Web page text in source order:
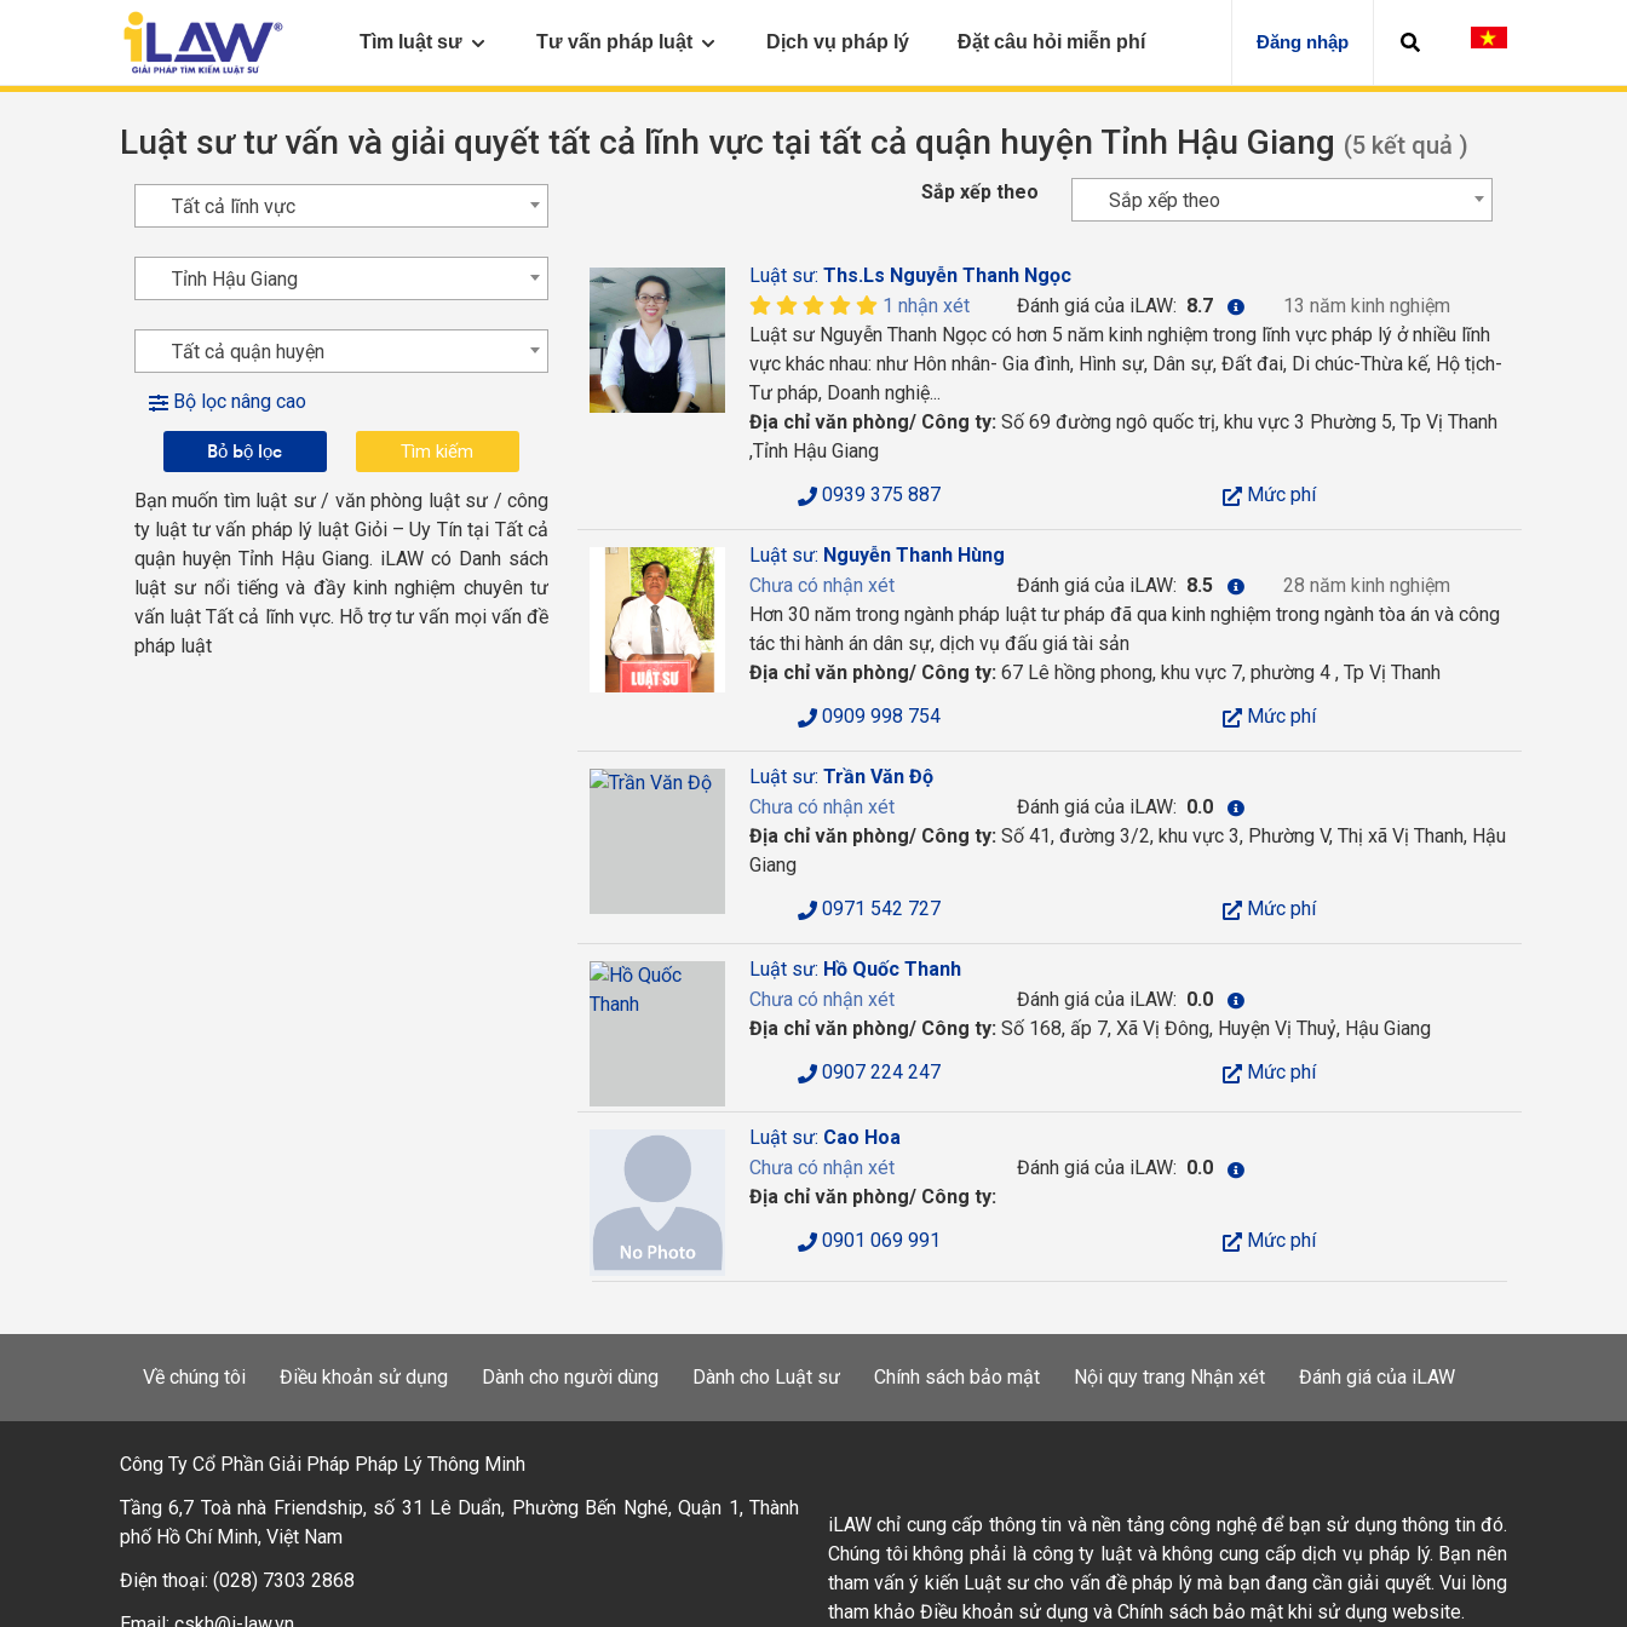
Tìm luật sư Tư vấn pháp luật Dịch vụ pháp lý Đặt câu hỏi miễn phí Đăng nhập
Luật sư tư vấn và giải quyết tất cả lĩnh vực tại tất cả quận huyện Tỉnh Hậu Giang (5 kết quả )
Sắp xếp theo Sắp xếp theo
Tất cả lĩnh vực
Tỉnh Hậu Giang
Tất cả quận huyện
Bộ lọc nâng cao
Bỏ bộ lọc
Bạn muốn tìm luật sư / văn phòng luật sư / công
ty luật tư vấn pháp lý luật Giỏi – Uy Tín tại Tất cả
quận huyện Tỉnh Hậu Giang. iLAW có Danh sách
luật sư nổi tiếng và đầy kinh nghiệm chuyên tư
vấn luật Tất cả lĩnh vực. Hỗ trợ tư vấn mọi vấn đề
pháp luật
Luật sư: Ths.Ls Nguyễn Thanh Ngọc
1 nhận xét
Đánh giá của iLAW: 8.7
13 năm kinh nghiệm
Luật sư Nguyễn Thanh Ngọc có hơn 5 năm kinh nghiệm trong lĩnh vực pháp lý ở nhiều lĩnh
vực khác nhau: như Hôn nhân- Gia đình, Hình sự, Dân sự, Đất đai, Di chúc-Thừa kế, Hộ tịch-
Tư pháp, Doanh nghiệ...
Địa chỉ văn phòng/ Công ty: Số 69 đường ngô quốc trị, khu vực 3 Phường 5, Tp Vị Thanh
,Tỉnh Hậu Giang
0939 375 887
Mức phí
Luật sư: Nguyễn Thanh Hùng
Chưa có nhận xét
Đánh giá của iLAW: 8.5
28 năm kinh nghiệm
Hơn 30 năm trong ngành pháp luật tư pháp đã qua kinh nghiệm trong ngành tòa án và công
tác thi hành án dân sự, dịch vụ đấu giá tài sản
Địa chỉ văn phòng/ Công ty: 67 Lê hồng phong, khu vực 7, phường 4 , Tp Vị Thanh
0909 998 754
Mức phí
Luật sư: Trần Văn Độ
Chưa có nhận xét
Đánh giá của iLAW: 0.0
Địa chỉ văn phòng/ Công ty: Số 41, đường 3/2, khu vực 3, Phường V, Thị xã Vị Thanh, Hậu
Giang
0971 542 727
Mức phí
Luật sư: Hồ Quốc Thanh
Chưa có nhận xét
Đánh giá của iLAW: 0.0
Địa chỉ văn phòng/ Công ty: Số 168, ấp 7, Xã Vị Đông, Huyện Vị Thuỷ, Hậu Giang
0907 224 247
Mức phí
Luật sư: Cao Hoa
Chưa có nhận xét
Đánh giá của iLAW: 0.0
Địa chỉ văn phòng/ Công ty:
0901 069 991
Mức phí
Về chúng tôi Điều khoản sử dụng Dành cho người dùng Dành cho Luật sư Chính sách bảo mật Nội quy trang Nhận xét Đánh giá của iLAW
Công Ty Cổ Phần Giải Pháp Pháp Lý Thông Minh
Tầng 6,7 Toà nhà Friendship, số 31 Lê Duẩn, Phường Bến Nghé, Quận 1, Thành
phố Hồ Chí Minh, Việt Nam
Điện thoại: (028) 7303 2868
iLAW chỉ cung cấp thông tin và nền tảng công nghệ để bạn sử dụng thông tin đó.
Chúng tôi không phải là công ty luật và không cung cấp dịch vụ pháp lý. Bạn nên
tham vấn ý kiến Luật sư cho vấn đề pháp lý mà bạn đang cần giải quyết. Vui lòng
tham khảo Điều khoản sử dụng và Chính sách bảo mật khi sử dụng website.